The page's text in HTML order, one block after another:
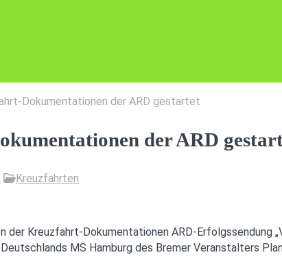
Dokumentationen der ARD gestartet
der ARD
Kreuzfahrten
Kreuzfahrt-Dokumentationen ARD-Erfolgssendung
MS Hamburg des Bremer Veranstalters